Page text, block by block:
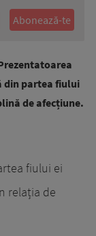
din partea fiului
de afecțiune.
fiului ei
relația de